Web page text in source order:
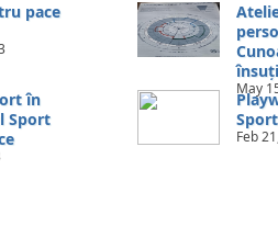
pace
însuți
May
în
Sport
Sport
Feb